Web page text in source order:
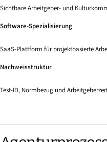
Sichtbare Arbeitgeber- und
Software-Spezialisierung
SaaS-Plattform für projektbasierte
Nachweisstruktur
Test-ID, Normbezug und